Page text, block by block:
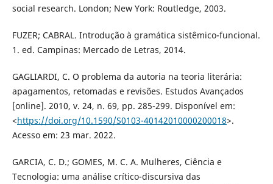
social research. London; New York: Routledge, 2003.
FUZER; CABRAL. Introdução à gramática sistêmico-funcional.
1. ed. Campinas: Mercado de Letras, 2014.
GAGLIARDI, C. O problema da autoria na teoria literária:
apagamentos, retomadas e revisões. Estudos Avançados
[online]. 2010, v. 24, n. 69, pp. 285-299. Disponível em:
<https://doi.org/10.1590/S0103-40142010000200018>.
Acesso em: 23 mar. 2022.
GARCIA, C. D.; GOMES, M. C. A. Mulheres, Ciência e
Tecnologia: uma análise crítico-discursiva das